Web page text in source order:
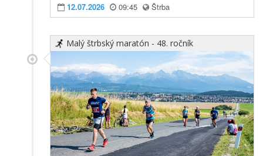
12.07.2026 09:45 Štrba
Malý štrbský maratón - 48. ročník